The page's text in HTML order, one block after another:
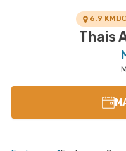
6.9 KM
Thais